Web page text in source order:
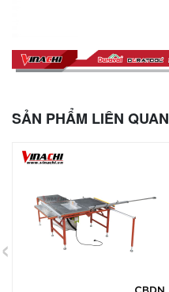
SẢN PHẨM LIÊN QUAN
‹